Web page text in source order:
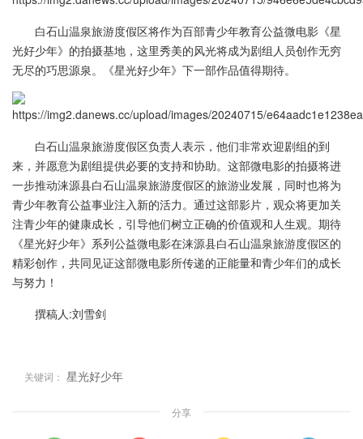
白石山温泉旅游度假区将作为百部青少年教育公益微电影《星
光好少年》的拍摄基地，这里秀美的风光将成为剧组人员创作无穷
无尽的巧思源泉。《星光好少年》下一部作品值得期待。
白石山温泉旅游度假区负责人表示，他们非常欢迎剧组的到
来，并愿意为剧组提供必要的支持和协助。这部微电影的拍摄将进
一步推动涞源县白石山温泉旅游度假区的旅游业发展，同时也将为
青少年教育公益事业注入新的活力。通过这部影片，观众将更加关
注青少年的健康成长，引导他们树立正确的价值观和人生观。期待
《星光好少年》系列公益微电影在涞源县白石山温泉旅游度假区的
精彩创作，共同见证这部微电影所传递的正能量和青少年们的成长
与努力！
撰稿人:刘雪剑
关键词： 星光好少年
分享